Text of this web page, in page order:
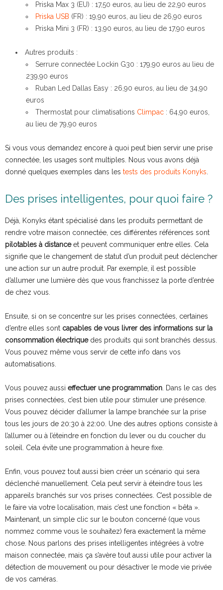
Priska Max 3 (EU) : 17,50 euros, au lieu de 22,90 euros
Priska USB (FR) : 19,90 euros, au lieu de 26,90 euros
Priska Mini 3 (FR) : 13,90 euros, au lieu de 17,90 euros
Autres produits :
Serrure connectée Lockin G30 : 179,90 euros au lieu de
239,90 euros
Ruban Led Dallas Easy : 26,90 euros, au lieu de 34,90
euros
Thermostat pour climatisations Climpac : 64,90 euros,
au lieu de 79,90 euros
Si vous vous demandez encore à quoi peut bien servir une prise
connectée, les usages sont multiples. Nous vous avons déjà
donné quelques exemples dans les tests des produits Konyks
Des prises intelligentes, pour quoi faire ?
Déjà, Konyks étant spécialisé dans les produits permettant de
rendre votre maison connectée, ces différentes références sont
pilotables à distanceet peuvent communiquer entre elles. Cela
signifie que le changement de statut d’un produit peut déclencher
une action sur un autre produit. Par exemple, il est possible
d’allumer une lumière dès que vous franchissez la porte d’entrée
de chez vous.
Ensuite, si on se concentre sur les prises connectées, certaines
d’entre elles sont capables de vous livrer des informations sur la
consommation électriquedes produits qui sont branchés dessus.
Vous pouvez même vous servir de cette info dans vos
automatisations.
Vous pouvez aussi effectuer une programmation . Dans le cas des
prises connectées, c’est bien utile pour stimuler une présence.
Vous pouvez décider d’allumer la lampe branchée sur la prise
tous les jours de 20:30 à 22:00. Une des autres options consiste à
l’allumer ou à l’éteindre en fonction du lever ou du coucher du
soleil. Cela évite une programmation à heure fixe.
Enfin, vous pouvez tout aussi bien créer un scénario qui sera
déclenché manuellement. Cela peut servir à éteindre tous les
appareils branchés sur vos prises connectées. C’est possible de
le faire via votre localisation, mais c’est une fonction « bêta ».
Maintenant, un simple clic sur le bouton concerné (que vous
nommez comme vous le souhaitez) fera exactement la même
chose. Nous parlons des prises intelligentes intégrées à votre
maison connectée, mais ça s’avère tout aussi utile pour activer la
détection de mouvement ou pour désactiver le mode vie privée
de vos caméras.